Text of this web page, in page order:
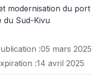
modernisation du port
du Sud-Kivu
:05 mars 2025
:14 avril 2025